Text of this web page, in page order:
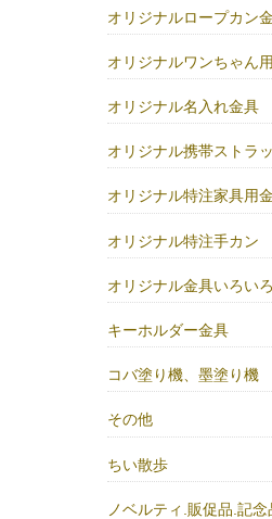
オリジナルロープカン
オリジナルワンちゃん
オリジナル名入れ金具
オリジナル携帯ストラ
オリジナル特注家具用
オリジナル特注手カン
オリジナル金具いろいろ
キーホルダー金具
コバ塗り機、墨塗り機
その他
ちい散歩
ノベルティ.販促品.記